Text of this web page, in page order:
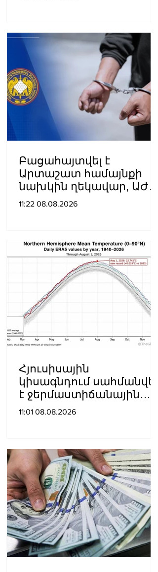
Բացահայտվել է
Արտաշատ համայնքի
նախկին ղեկավար, ԱԺ
նախկին պատգամավոր
11:22 08.08.2026
Հյուսիսային
կիսագնդում սահմանվել
է ջերմաստիճանային
նոր ռեկորդ․ Լևոն
11:01 08.08.2026